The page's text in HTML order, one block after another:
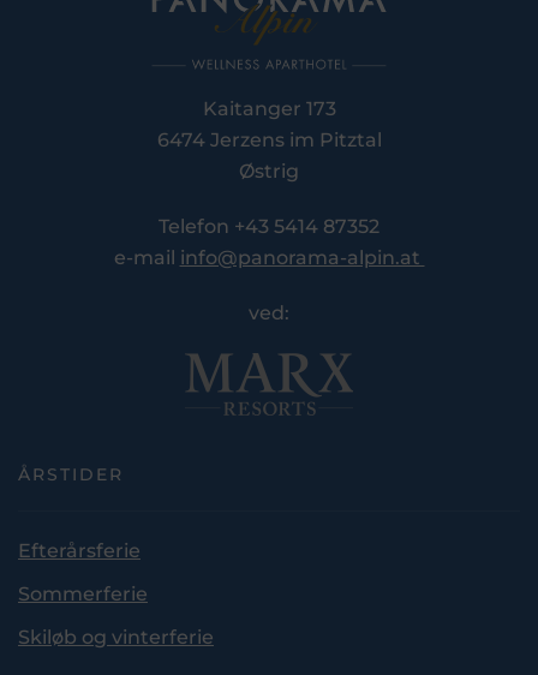
Kaitanger 173
6474 Jerzens im Pitztal
Østrig
Telefon +43 5414 87352
e-mail info@panorama-alpin.at
ved:
ÅRSTIDER
Efterårsferie
Sommerferie
Skiløb og vinterferie